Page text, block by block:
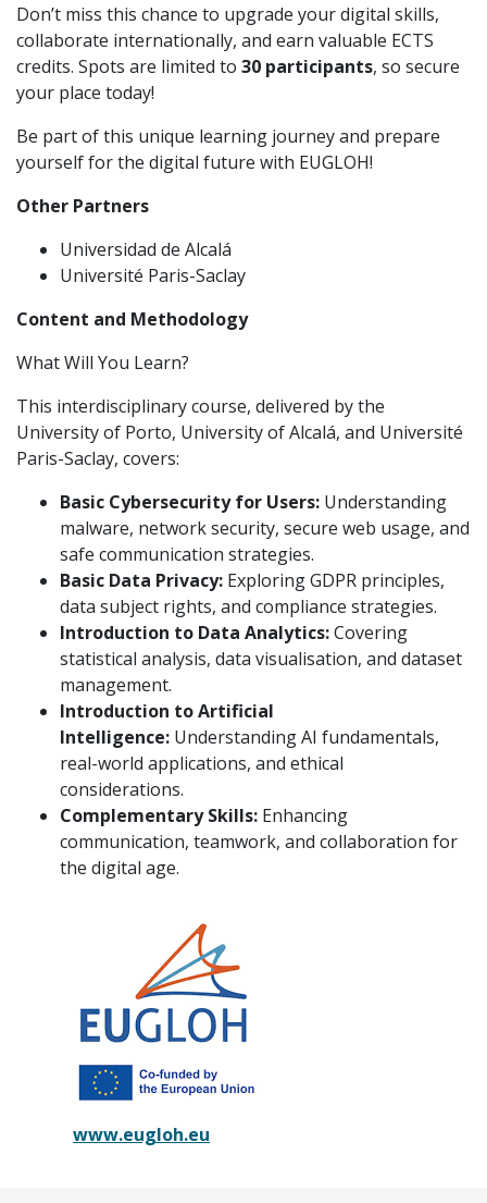
Don’t miss this chance to upgrade your digital skills,
collaborate internationally, and earn valuable ECTS
credits. Spots are limited to 30 participants, so secure
your place today!
Be part of this unique learning journey and prepare
yourself for the digital future with EUGLOH!
Other Partners
Universidad de Alcalá
Université Paris-Saclay
Content and Methodology
What Will You Learn?
This interdisciplinary course, delivered by the
University of Porto, University of Alcalá, and Université
Paris-Saclay, covers:
Basic Cybersecurity for Users: Understanding
malware, network security, secure web usage, and
safe communication strategies.
Basic Data Privacy: Exploring GDPR principles,
data subject rights, and compliance strategies.
Introduction to Data Analytics:Covering
statistical analysis, data visualisation, and dataset
management.
Introduction to Artificial
Intelligence: Understanding AI fundamentals,
real-world applications, and ethical
considerations.
Complementary Skills: Enhancing
communication, teamwork, and collaboration for
the digital age.
www.eugloh.eu